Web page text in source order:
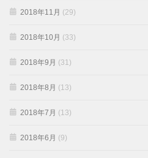
2018年11月 (29)
2018年10月 (33)
2018年9月 (31)
2018年8月 (13)
2018年7月 (13)
2018年6月 (9)